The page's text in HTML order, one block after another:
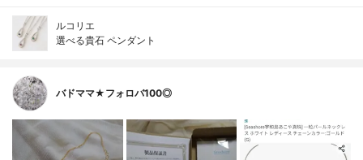
ルコリエ
選べる貴石 ペンダント
バドママ★フォロバ100◎